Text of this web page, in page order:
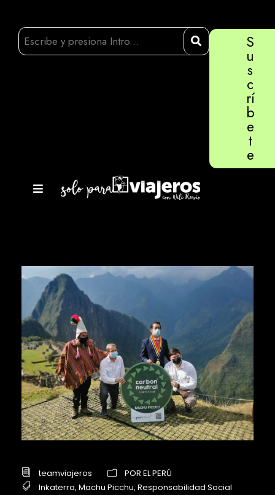
S
u
s
c
rí
b
e
t
e
teamviajeros
POR EL PERÚ
Inkaterra, Machu Picchu, Responsabilidad Social